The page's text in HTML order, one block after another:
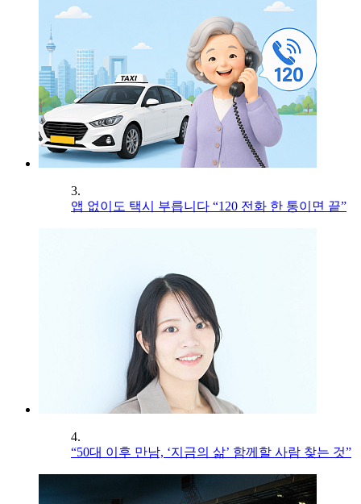
3.
앱 없이도 택시 부릅니다 “120 전화 한 통이면 끝”
4.
“50대 이후 만남, ‘지금의 삶’ 함께할 사람 찾는 것”